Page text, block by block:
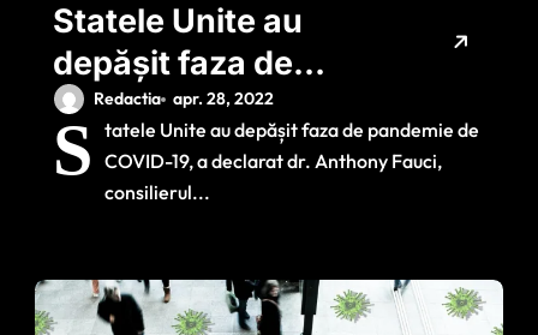
Statele Unite au
depășit faza de
pandemie de COVID
Redactia apr. 28, 2022
S tatele Unite au depășit faza de pandemie de
COVID-19, a declarat dr. Anthony Fauci,
consilierul...